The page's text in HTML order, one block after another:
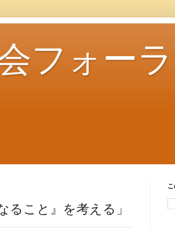
フォー
こと』を考える」